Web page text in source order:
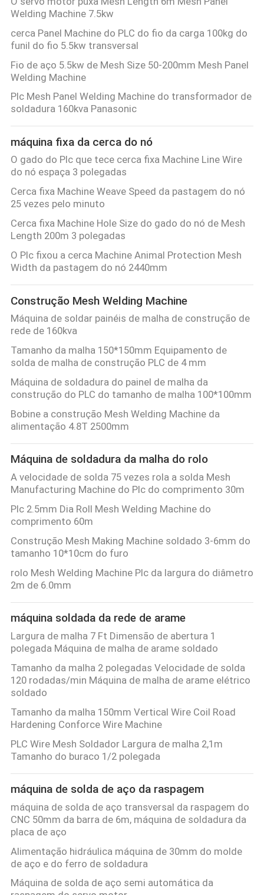
Welding Machine 7.5kw
cerca Panel Machine do PLC do fio da carga 100kg do
funil do fio 5.5kw transversal
Fio de aço 5.5kw de Mesh Size 50-200mm Mesh Panel
Welding Machine
Plc Mesh Panel Welding Machine do transformador de
soldadura 160kva Panasonic
máquina fixa da cerca do nó
O gado do Plc que tece cerca fixa Machine Line Wire
do nó espaça 3 polegadas
Cerca fixa Machine Weave Speed da pastagem do nó
25 vezes pelo minuto
Cerca fixa Machine Hole Size do gado do nó de Mesh
Length 200m 3 polegadas
O Plc fixou a cerca Machine Animal Protection Mesh
Width da pastagem do nó 2440mm
Construção Mesh Welding Machine
Máquina de soldar painéis de malha de construção de
rede de 160kva
Tamanho da malha 150*150mm Equipamento de
solda de malha de construção PLC de 4 mm
Máquina de soldadura do painel de malha da
construção do PLC do tamanho de malha 100*100mm
Bobine a construção Mesh Welding Machine da
alimentação 4.8T 2500mm
Máquina de soldadura da malha do rolo
A velocidade de solda 75 vezes rola a solda Mesh
Manufacturing Machine do Plc do comprimento 30m
Plc 2.5mm Dia Roll Mesh Welding Machine do
comprimento 60m
Construção Mesh Making Machine soldado 3-6mm do
tamanho 10*10cm do furo
rolo Mesh Welding Machine Plc da largura do diâmetro
2m de 6.0mm
máquina soldada da rede de arame
Largura de malha 7 Ft Dimensão de abertura 1
polegada Máquina de malha de arame soldado
Tamanho da malha 2 polegadas Velocidade de solda
120 rodadas/min Máquina de malha de arame elétrico
soldado
Tamanho da malha 150mm Vertical Wire Coil Road
Hardening Conforce Wire Machine
PLC Wire Mesh Soldador Largura de malha 2,1m
Tamanho do buraco 1/2 polegada
máquina de solda de aço da raspagem
máquina de solda de aço transversal da raspagem do
CNC 50mm da barra de 6m, máquina de soldadura da
placa de aço
Alimentação hidráulica máquina de 30mm do molde
de aço e do ferro de soldadura
Máquina de solda de aço semi automática da